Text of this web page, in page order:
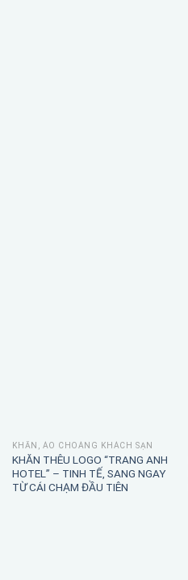
KHĂN, ÁO CHOÀNG KHÁCH SẠN
KHĂN THÊU LOGO “TRANG ANH
HOTEL” – TINH TẾ, SANG NGAY
TỪ CÁI CHẠM ĐẦU TIÊN